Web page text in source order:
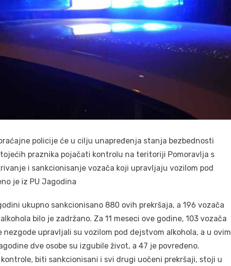
policije će u cilju unapređenja stanja bezbednosti
praznika pojačati kontrolu na teritoriji Pomoravlja s
i sankcionisanje vozača koji upravljaju vozilom pod
je iz PU Jagodina
ukupno sankcionisano 880 ovih prekršaja, a 196 vozača
bilo je zadržano. Za 11 meseci ove godine, 103 vozača
nezgode upravljali su vozilom pod dejstvom alkohola, a u ovim
dve osobe su izgubile život, a 47 je povređeno.
biti sankcionisani i svi drugi uočeni prekršaji, stoji u